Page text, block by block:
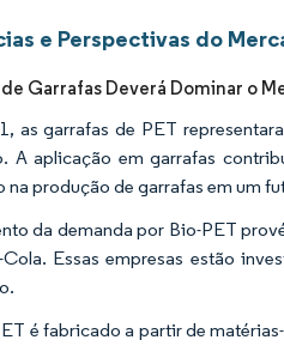
e Perspectivas do
Garrafas Deverá Dominar o
as garrafas de PET
A aplicação em garrafas
na produção de garrafas em um
da demanda por Bio-PET
Essas empresas estão
é fabricado a partir de